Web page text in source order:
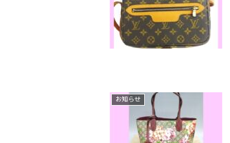
お知らせ